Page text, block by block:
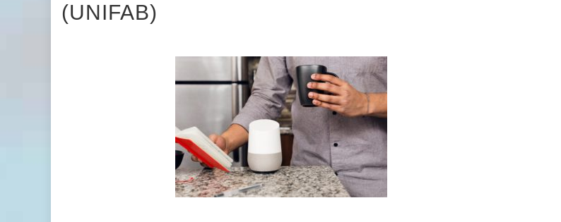
(UNIFAB)